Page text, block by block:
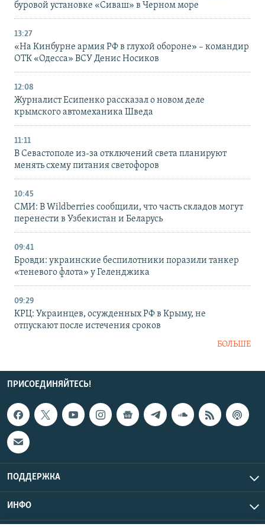
буровой установке «Сиваш» в Черном море
13:27
«На Кинбурне армия РФ в глухой обороне» – командир
ОТК «Одесса» ВСУ Денис Носиков
12:08
Журналист Есипенко рассказал о новом деле
крымского автомеханика Шведа
11:11
В Севастополе из-за отключений света планируют
менять схему питания светофоров
10:45
СМИ: В Wildberries сообщили, что часть складов могут
перенести в Узбекистан и Беларусь
09:41
Бровди: украинские беспилотники поразили танкер
«теневого флота» у Геленджика
09:29
КРЦ: Украинцев, осужденных РФ в Крыму, не
отпускают после истечения сроков
БОЛЬШЕ
ПРИСОЕДИНЯЙТЕСЬ!
ПОДДЕРЖКА
ИНФО